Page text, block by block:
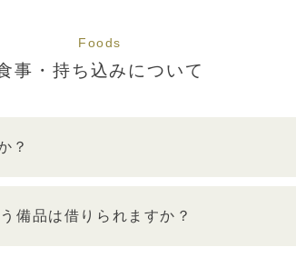
Foods
事・持ち込みについて
？
備品は借りられますか？